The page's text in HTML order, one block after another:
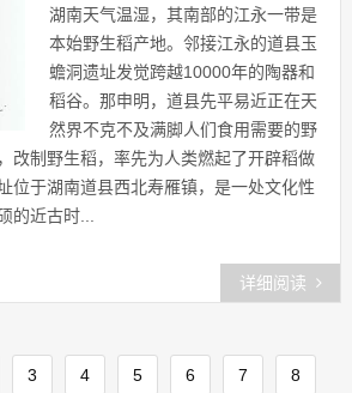
湖南天气温湿，其南部的江永一带是
本始野生稻产地。邻接江永的道县玉
蟾洞遗址发觉跨越10000年的陶器和
稻谷。那申明，道县先平易近正在天
然界不克不及满脚人们食用需要的野
改制野生稻，率先为人类燃起了开辟稻做
位于湖南道县西北寿雁镇，是一处文化性
的近古时...
详细阅读
3 4 5 6 7 8